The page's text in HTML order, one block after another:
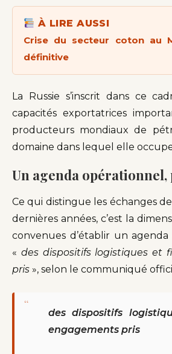
À LIRE AUSSI
Crise du secteur coton au
définitive
La Russie s’inscrit dans ce
capacités exportatrices
producteurs mondiaux de
domaine dans lequel elle
Un agenda
Ce qui distingue les échanges
dernières années, c’est la
convenues d’établir un
« des dispositifs logistiques et
pris », selon le communiqué
“
des dispositifs
engagements pris